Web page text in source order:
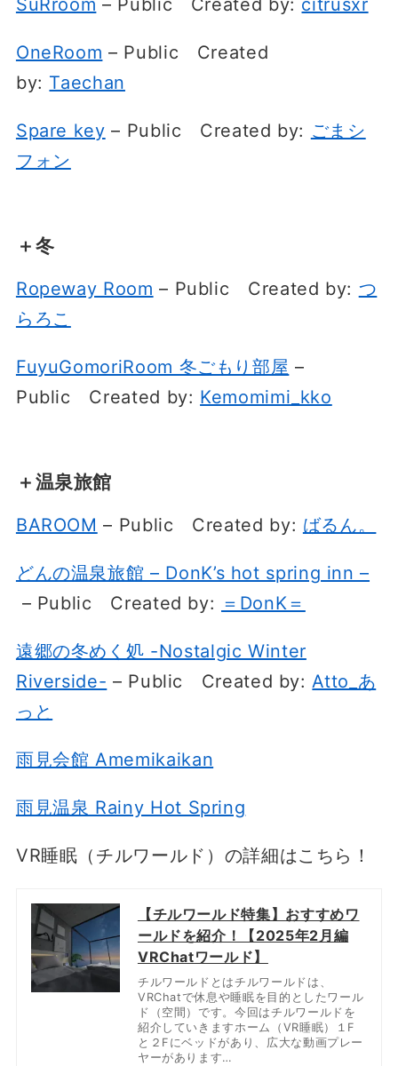
SuRroom – Public Created by: citrusxr
OneRoom – Public Created
by: Taechan
Spare key – Public Created by: ごまシ
フォン
＋冬
Ropeway Room – Public Created by: つ
らろこ
FuyuGomoriRoom 冬ごもり部屋 –
Public Created by: Kemomimi_kko
＋温泉旅館
BAROOM – Public Created by: ばるん。
どんの温泉旅館 – DonK’s hot spring inn –
– Public Created by: ＝DonK＝
遠郷の冬めく処 -Nostalgic Winter
Riverside- – Public Created by:Atto_あ
っと
雨見会館 Amemikaikan
雨見温泉 Rainy Hot Spring
VR睡眠（チルワールド）の詳細はこちら！
【チルワールド特集】おすすめワ
ールドを紹介！【2025年2月編
VRChatワールド】
チルワールドとはチルワールドは、
VRChatで休息や睡眠を目的としたワール
ド（空間）です。今回はチルワールドを
紹介していきますホーム（VR睡眠）１F
と２Fにベッドがあり、広大な動画プレー
ヤーがあります…